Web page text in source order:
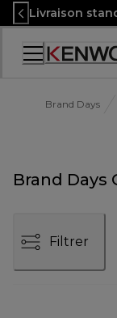
Skip
to
Content
Livraison
Brand Days
Brand Days
Filtrer